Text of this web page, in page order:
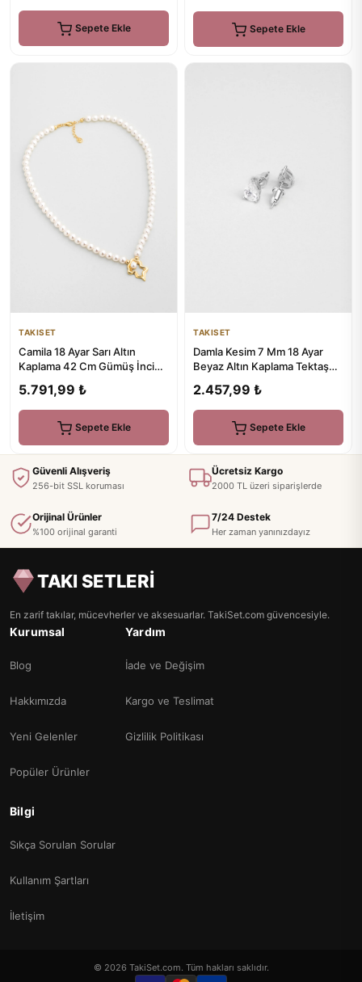
Sepete Ekle Sepete Ekle
TAKISET
Camila 18 Ayar Sarı Altın
Kaplama 42 Cm Gümüş İnci
5.791,99 ₺
Sepete Ekle
TAKISET
Damla Kesim 7 Mm 18 Ayar
Beyaz Altın Kaplama Tektaş
2.457,99 ₺
Sepete Ekle
Güvenli Alışveriş
256-bit SSL koruması
Ücretsiz Kargo
2000 TL üzeri siparişlerde
Orijinal Ürünler
%100 orijinal garanti
7/24 Destek
Her zaman yanınızdayız
TAKI SETLERİ
En zarif takılar, mücevherler ve aksesuarlar. TakiSet.com güvencesiyle.
Kurumsal
Blog
Hakkımızda
Yeni Gelenler
Popüler Ürünler
Yardım
İade ve Değişim
Kargo ve Teslimat
Gizlilik Politikası
Bilgi
Sıkça Sorulan Sorular
Kullanım Şartları
İletişim
© 2026 TakiSet.com. Tüm hakları saklıdır.